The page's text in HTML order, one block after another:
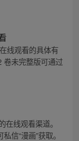
线观看的具体有
卷未完整版可通过
线观看渠道。
信“漫画”获取。